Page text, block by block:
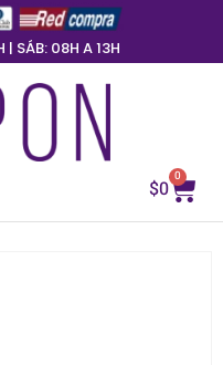
| SÁB: 08H A 13H
$0 0